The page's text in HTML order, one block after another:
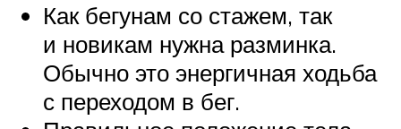
Как бегунам со стажем, так
и новикам нужна разминка.
Обычно это энергичная ходьба
с переходом в бег.